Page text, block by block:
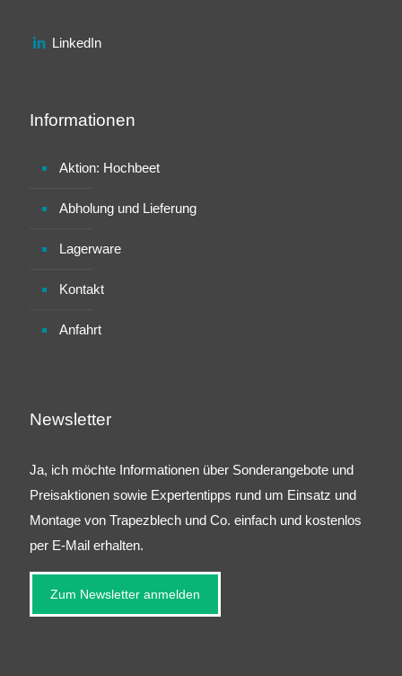
LinkedIn
Informationen
Aktion: Hochbeet
Abholung und Lieferung
Lagerware
Kontakt
Anfahrt
Newsletter
Ja, ich möchte Informationen über Sonderangebote und
Preisaktionen sowie Expertentipps rund um Einsatz und
Montage von Trapezblech und Co. einfach und kostenlos
per E-Mail erhalten.
Zum Newsletter anmelden